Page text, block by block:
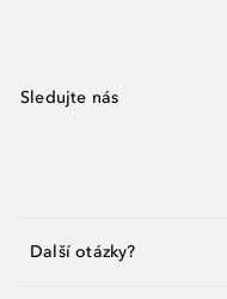
Sledujte nás
Další otázky?